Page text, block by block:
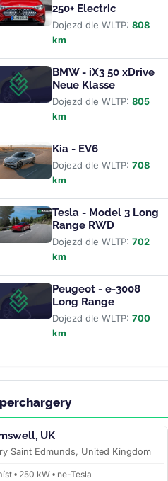
250+ Electric
Dojezd dle WLTP: 808
km
BMW - iX3 50 xDrive
Neue Klasse
Dojezd dle WLTP: 805
km
Kia - EV6
Dojezd dle WLTP: 708
km
Tesla - Model 3 Long
Range RWD
Dojezd dle WLTP: 702
km
Peugeot - e-3008
Long Range
Dojezd dle WLTP: 700
km
UK
Saint Edmunds, United Kingdom
• 250 kW • ne-Tesla